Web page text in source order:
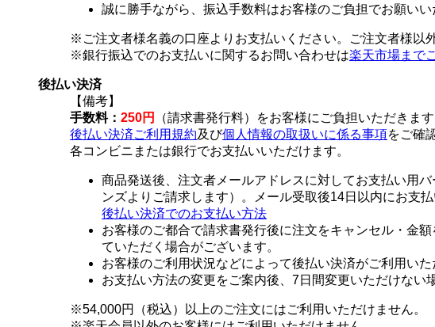
誠に勝手ながら、振込手数料はお客様のご負担でお願いい
※ご注文者様名義の口座よりお支払いください。ご注文者様以
※銀行振込でのお支払いに関するお問い合わせは楽天市場まで
後払い決済
【備考】
手数料： 250円
（請求書発行料）をお客様にご負担いただきます
後払い決済ご利用規約及び個人情報の取扱いに係る事項をご確
各コンビニまたは銀行でお支払いいただけます。
商品発送後、注文者メールアドレスに対してお支払い用
ンズよりご請求します）。メール受取後14日以内にお支払
後払い決済でのお支払い方法
お客様のご都合で請求書発行後に注文をキャンセル・金
ていただく場合がございます。
お客様のご利用状況などによって後払い決済がご利用い
お支払い方法の変更をご案内後、7日間変更いただけない
※54,000円（税込）以上のご注文にはご利用いただけません。